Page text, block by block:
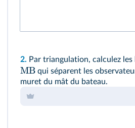
2. Par triangulation, calculez les
MB qui séparent les
muret du mât du bateau.